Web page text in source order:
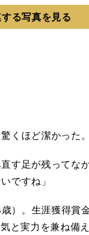
る写真を見る
くほど潔かった。
す足が残ってな
ですね」
）。生涯獲得賞
と実力を兼ね備